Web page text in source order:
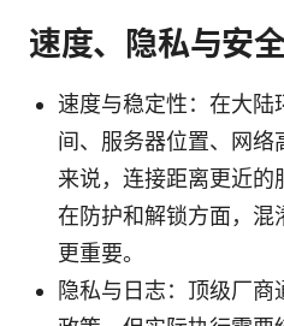
速度、隐私与安
速度与稳定性：在大陆
间、服务器位置、网
来说，连接距离更近的
在防护和解锁方面，
更重要。
隐私与日志：顶级厂